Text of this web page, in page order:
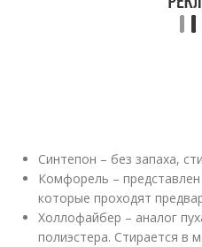
Синтепон – без запаха,
Комфорель –
которые проходят
Холлофайбер – аналог
полиэстера. Стирается в